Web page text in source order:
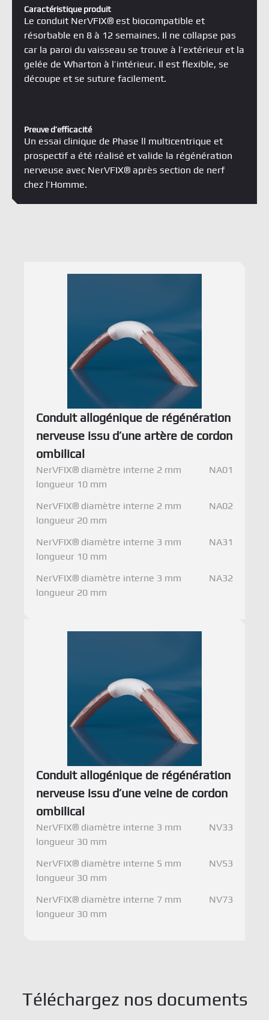
Caractéristique produit
Le conduit NerVFIX® est biocompatible et
résorbable en 8 à 12 semaines. Il ne collapse pas
car la paroi du vaisseau se trouve à l’extérieur et la
gelée de Wharton à l’intérieur. Il est flexible, se
découpe et se suture facilement.
Preuve d’efficacité
Un essai clinique de Phase ll multicentrique et
prospectif a été réalisé et valide la régénération
nerveuse avec NerVFIX® après section de nerf
chez l’Homme.
Conduit allogénique de régénération
nerveuse issu d’une artère de cordon
ombilical
NerVFIX® diamètre interne 2 mm
longueur 10 mm
NA01
NerVFIX® diamètre interne 2 mm
longueur 20 mm
NA02
NerVFIX® diamètre interne 3 mm
longueur 10 mm
NA31
NerVFIX® diamètre interne 3 mm
longueur 20 mm
NA32
Conduit allogénique de régénération
nerveuse issu d’une veine de cordon
ombilical
NerVFIX® diamètre interne 3 mm
longueur 30 mm
NV33
NerVFIX® diamètre interne 5 mm
longueur 30 mm
NV53
NerVFIX® diamètre interne 7 mm
longueur 30 mm
NV73